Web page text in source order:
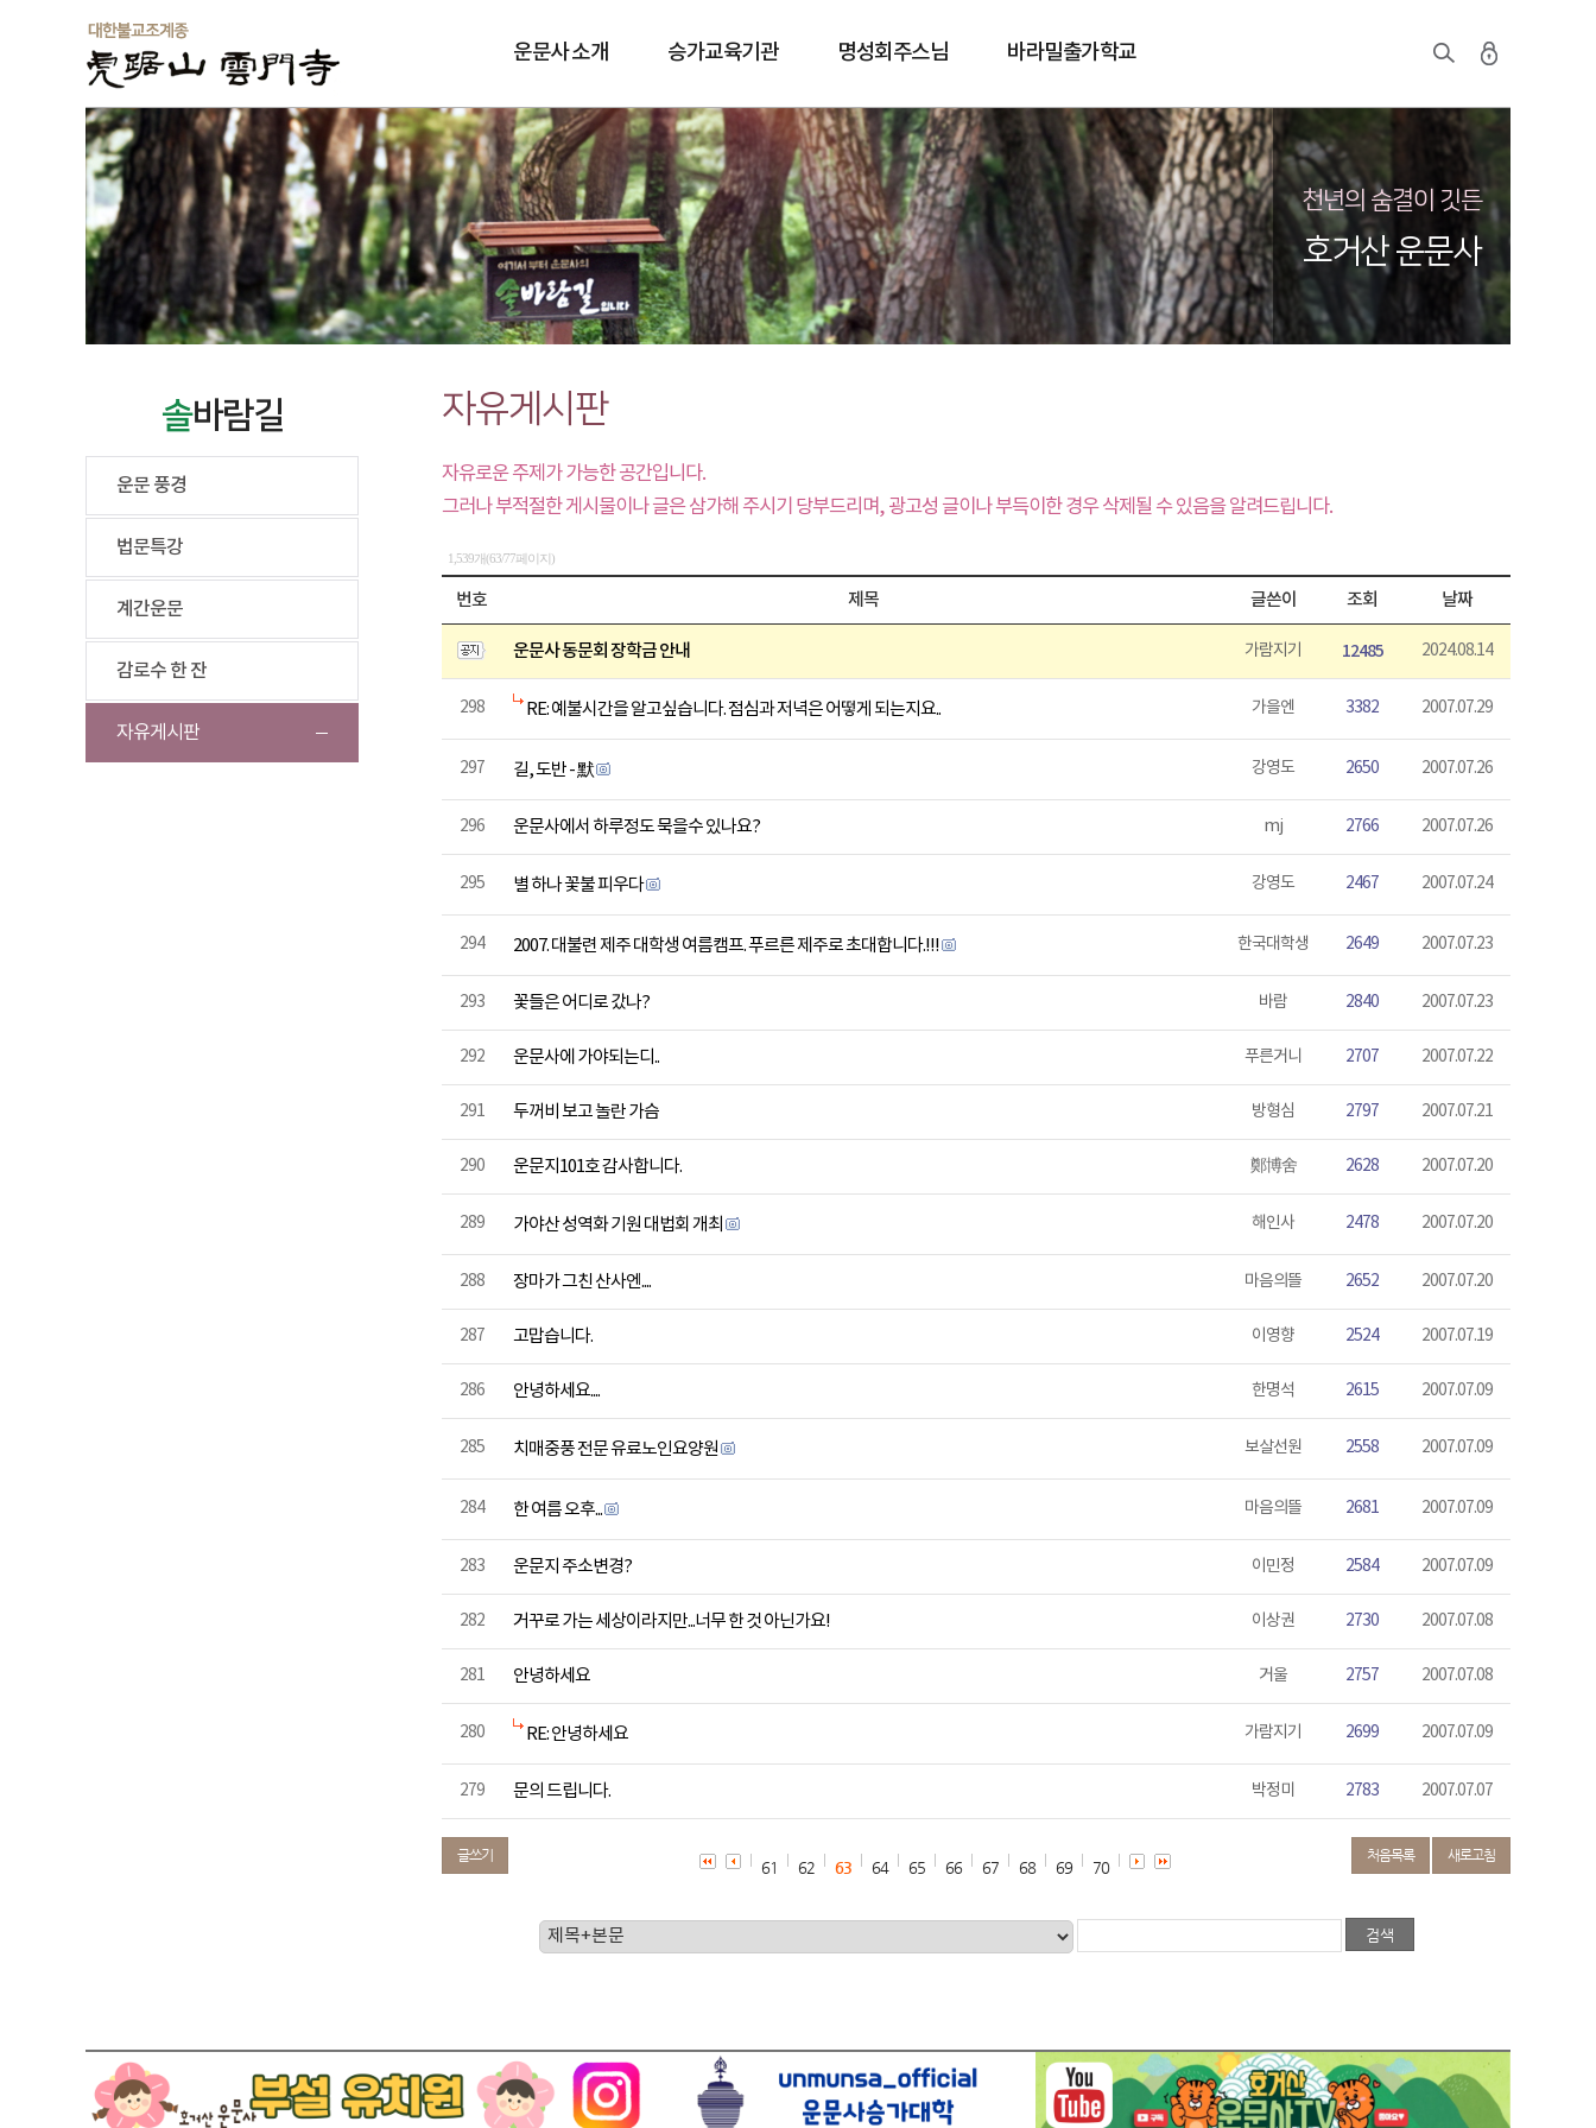
운문사 소개 승가교육기관 명성회주스님 바라밀출가학교
솔바람길
천년의 숨결이 깃든
호거산 운문사
솔바람길
운문 풍경
법문특강
계간운문
감로수 한 잔
자유게시판
자유게시판
자유로운 주제가 가능한 공간입니다.
그러나 부적절한 게시물이나 글은 삼가해 주시기 당부드리며, 광고성 글이나 부득이한 경우 삭제될 수 있음을 알려드립니다.
1,539개(63/77페이지)
번호 제목 글쓴이 조회 날짜
운문사 동문회 장학금 안내 가람지기 12485 2024.08.14
298 RE: 예불시간을 알고싶습니다. 점심과 저녁은 어떻게 되는지요.. 가을엔 3382 2007.07.29
297 길, 도반 - 默 강영도 2650 2007.07.26
296 운문사에서 하루정도 묵을수 있나요? mj 2766 2007.07.26
295 별 하나 꽃불 피우다 강영도 2467 2007.07.24
294 2007. 대불련 제주 대학생 여름캠프. 푸르른 제주로 초대합니다.!!! 한국대학생 2649 2007.07.23
293 꽃들은 어디로 갔나? 바람 2840 2007.07.23
292 운문사에 가야되는디.. 푸른거니 2707 2007.07.22
291 두꺼비 보고 놀란 가슴 방형심 2797 2007.07.21
290 운문지101호 감사합니다. 鄭博舍 2628 2007.07.20
289 가야산 성역화 기원 대법회 개최 해인사 2478 2007.07.20
288 장마가 그친 산사엔.... 마음의뜰 2652 2007.07.20
287 고맙습니다. 이영향 2524 2007.07.19
286 안녕하세요.... 한명석 2615 2007.07.09
285 치매중풍 전문 유료노인요양원 보살선원 2558 2007.07.09
284 한 여름 오후... 마음의뜰 2681 2007.07.09
283 운문지 주소변경? 이민정 2584 2007.07.09
282 거꾸로 가는 세상이라지만...너무 한 것 아닌가요! 이상권 2730 2007.07.08
281 안녕하세요 거울 2757 2007.07.08
280 RE: 안녕하세요 가람지기 2699 2007.07.09
279 문의 드립니다. 박정미 2783 2007.07.07
글쓰기 처음목록 새로고침
61 62 63 64 65 66 67 68 69 70